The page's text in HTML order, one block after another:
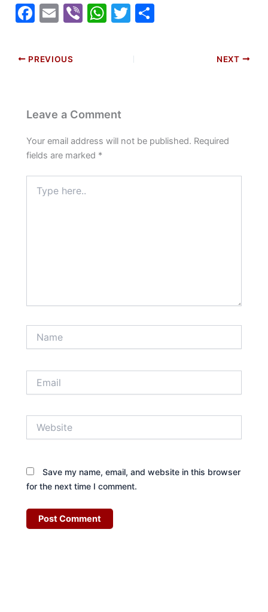
F
c
e
o
k
E
ai
l
Vi W
p
T
itt
er
PREVIOUS NEXT
Leave a Comment
Your email address will not be published. Required
fields are marked *
here..
Save my name, email, and website in this browser
for the next time I comment.